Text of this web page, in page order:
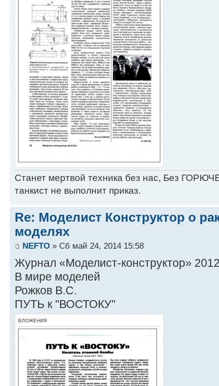
Станет мертвой техника без нас, Без
танкист не выполнит приказ.
Re: Моделист Конструктор о
моделях
NEFTO » Сб май 24, 2014 15:58
Журнал «Моделист-конструктор»
В мире моделей
Рожков В.С.
ПУТЬ к "ВОСТОКУ"
ВЛОЖЕНИЯ